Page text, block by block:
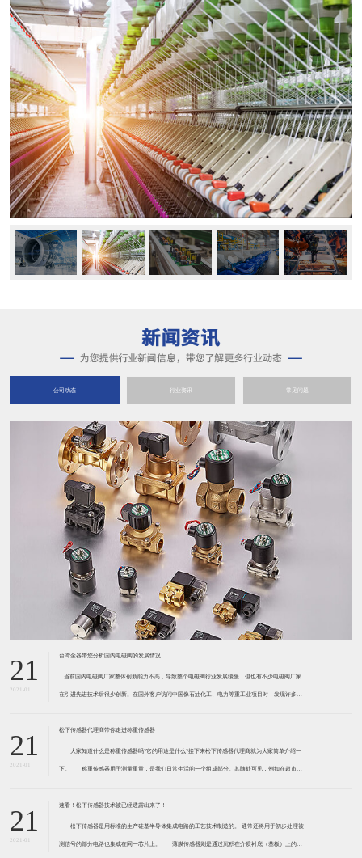
公司动态 行业资讯 常见问题
21
2021-01
台湾金器带您分析国内电磁阀的发展情况
​ 当前国内电磁阀厂家整体创新能力不高，导致整个电磁阀行业发展缓慢，但也有不少电磁阀厂家
在引进先进技术后很少创新。在国外客户访问中国像石油化工、电力等重工业项目时，发现许多项
21
2021-01
松下传感器代理商带你走进称重传感器
大家知道什么是称重传感器吗?它的用途是什么?接下来松下传感器代理商就为大家简单介绍一
下。 称重传感器用于测量重量，是我们日常生活的一个组成部分。其随处可见，例如在超市柜
带有应变片的弹性体组成。弹性体通常由钢
21
2021-01
速看！松下传感器技术被已经透露出来了！
松下传感器是用标准的生产硅基半导体集成电路的工艺技术制造的。 通常还将用于初步处理被
测信号的部分电路也集成在同一芯片上。 薄膜传感器则是通过沉积在介质衬底（基板）上的，